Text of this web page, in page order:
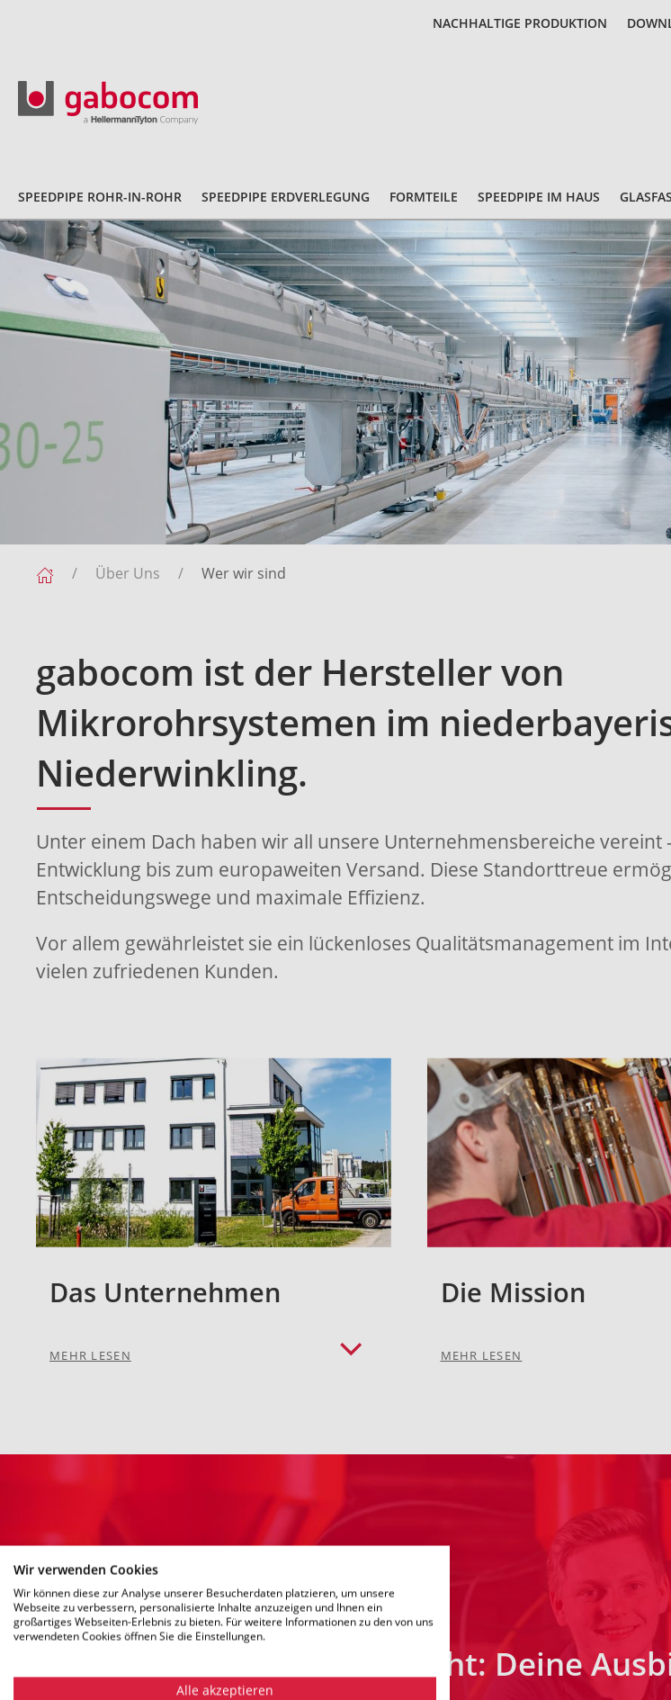
Wir verwenden Cookies
Wir können diese zur Analyse unserer Besucherdaten platzieren, um unsere
Webseite zu verbessern, personalisierte Inhalte anzuzeigen und Ihnen ein
großartiges Webseiten-Erlebnis zu bieten. Für weitere Informationen zu den von uns
verwendeten Cookies öffnen Sie die Einstellungen.
Alle akzeptieren
NACHHALTIGE PRODUKTION
SPEEDPIPE ROHR-IN-ROHR SPEEDPIPE ERDVERLEGUNG FORMTEILE SPEEDPIPE IM HAUS
Über Uns Wer wir sind
gabocom ist der Hersteller von
Mikrorohrsystemen im
Niederwinkling.
Unter einem Dach haben wir all unsere Unternehmensbereiche vereint
Entwicklung bis zum europaweiten Versand. Diese Standorttreue
Entscheidungswege und maximale Effizienz.
Vor allem gewährleistet sie ein lückenloses Qualitätsmanagement im
vielen zufriedenen Kunden.
Das Unternehmen
MEHR LESEN
Die Mission
MEHR LESEN
Macher gesucht: Deine